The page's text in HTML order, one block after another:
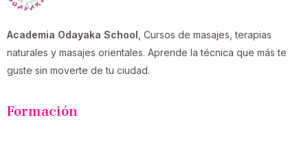
Academia Odayaka School , Cursos de masajes, terapias
naturales y masajes orientales. Aprende la técnica que más te
guste sin moverte de tu ciudad.
Formación